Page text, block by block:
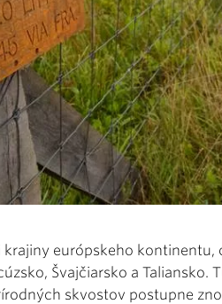
krajiny európskeho
Švajčiarsko a Taliansko.
skvostov postupne